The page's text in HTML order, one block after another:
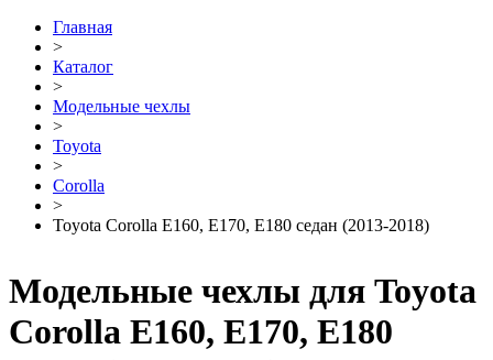
Главная
>
Каталог
>
Модельные чехлы
>
Toyota
>
Corolla
>
Toyota Corolla E160, E170, E180 седан (2013-2018)
Модельные чехлы для Toyota
Corolla E160, E170, E180